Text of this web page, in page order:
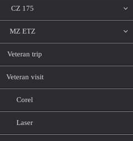
CZ 175
MZ ETZ
Veteran trip
Veteran visit
Corel
Laser